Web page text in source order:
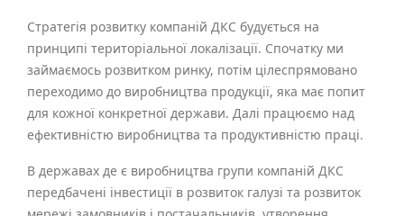
Стратегія розвитку компаній ДКС будується на
принципі територіальної локалізації. Спочатку ми
займаємось розвитком ринку, потім цілеспрямовано
переходимо до виробництва продукції, яка має попит
для кожної конкретної держави. Далі працюємо над
ефективністю виробництва та продуктивністю праці.
В державах де є виробництва групи компаній ДКС
передбачені інвестиції в розвиток галузі та розвиток